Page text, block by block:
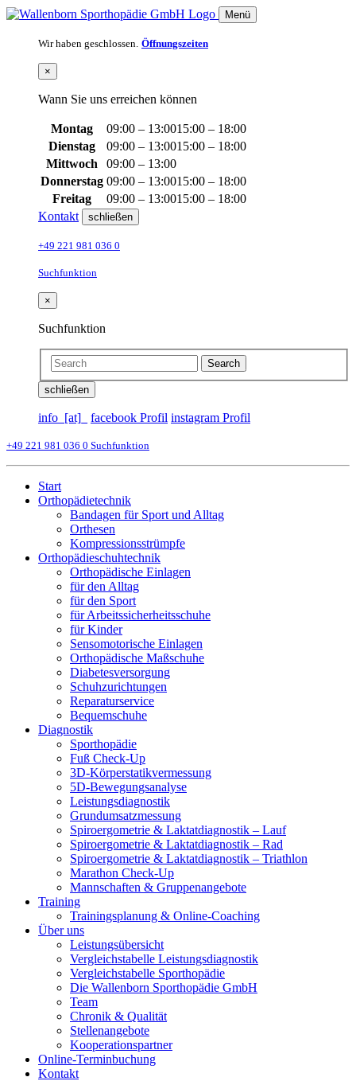
Menü
Wir haben geschlossen. Öffnungszeiten
×
Wann Sie uns erreichen können
Montag 09:00 – 13:0015:00 – 18:00
Dienstag
09:00 – 13:0015:00 – 18:00
Mittwoch
09:00 – 13:00
Donnerstag 09:00 – 13:0015:00 – 18:00
Freitag
09:00 – 13:0015:00 – 18:00
Kontakt
schließen
+49 221 981 036 0
Suchfunktion
×
Suchfunktion
Search
schließen
info_[at]_ facebook Profil instagram Profil
+49 221 981 036 0 Suchfunktion
Start
Orthopädietechnik
Bandagen für Sport und Alltag
Orthesen
Kompressionsstrümpfe
Orthopädieschuhtechnik
Orthopädische Einlagen
für den Alltag
für den Sport
für Arbeitssicherheitsschuhe
für Kinder
Sensomotorische Einlagen
Orthopädische Maßschuhe
Diabetesversorgung
Schuhzurichtungen
Reparaturservice
Bequemschuhe
Diagnostik
Sporthopädie
Fuß Check-Up
3D-Körperstatikvermessung
5D-Bewegungsanalyse
Leistungsdiagnostik
Grundumsatzmessung
Spiroergometrie & Laktatdiagnostik – Lauf
Spiroergometrie & Laktatdiagnostik – Rad
Spiroergometrie & Laktatdiagnostik – Triathlon
Marathon Check-Up
Mannschaften & Gruppenangebote
Training
Trainingsplanung & Online-Coaching
Über uns
Leistungsübersicht
Vergleichstabelle Leistungsdiagnostik
Vergleichstabelle Sporthopädie
Die Wallenborn Sporthopädie GmbH
Team
Chronik & Qualität
Stellenangebote
Kooperationspartner
Online-Terminbuchung
Kontakt